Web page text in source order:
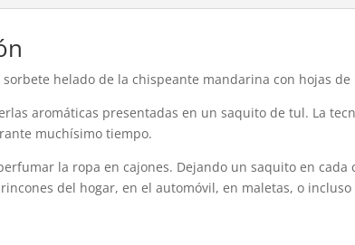
helado de la chispeante mandarina con hojas
aromáticas presentadas en un saquito de tul. La
muchísimo tiempo.
la ropa en cajones. Dejando un saquito en
del hogar, en el automóvil, en maletas, o incluso